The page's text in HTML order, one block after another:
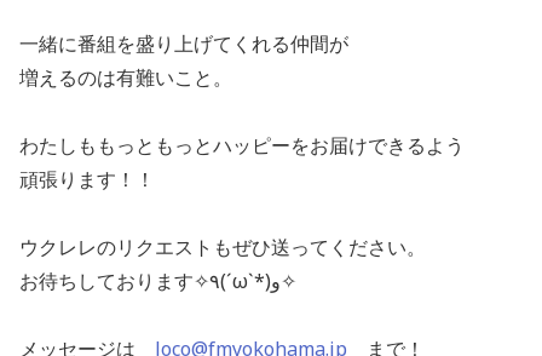
一緒に番組を盛り上げてくれる仲間が
増えるのは有難いこと。
わたしももっともっとハッピーをお届けできるよう
頑張ります！！
ウクレレのリクエストもぜひ送ってください。
お待ちしております
✧٩(ˊωˋ*)و✧
メッセージは loco@fmyokohama.jp まで！